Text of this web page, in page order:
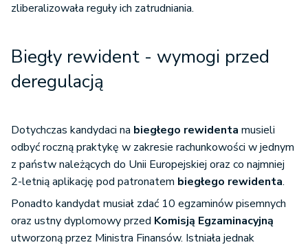
zliberalizowała reguły ich zatrudniania.
Biegły rewident - wymogi przed
deregulacją
Dotychczas kandydaci na biegłego rewidenta musieli
odbyć roczną praktykę w zakresie rachunkowości w jednym
z państw należących do Unii Europejskiej oraz co najmniej
2-letnią aplikację pod patronatem biegłego rewidenta.
Ponadto kandydat musiał zdać 10 egzaminów pisemnych
oraz ustny dyplomowy przed Komisją Egzaminacyjną
utworzoną przez Ministra Finansów. Istniała jednak